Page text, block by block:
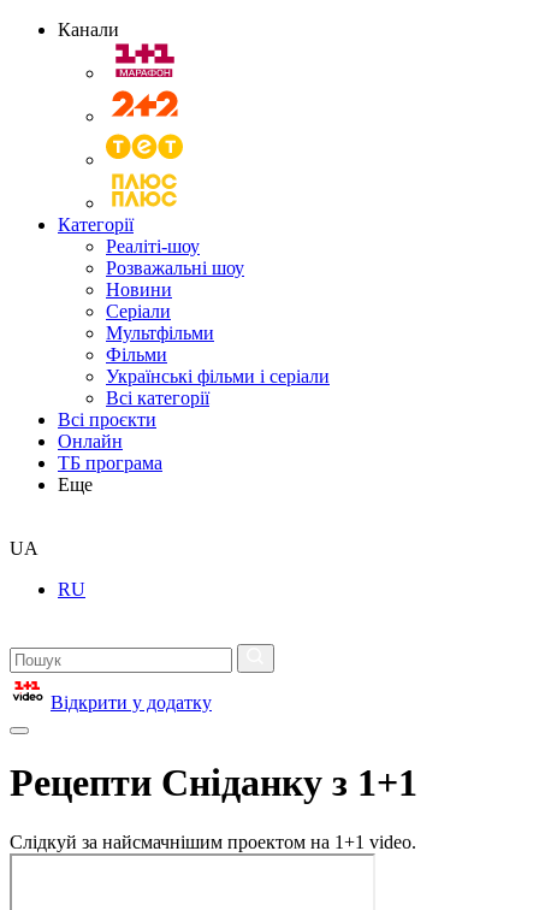
Канали
Категорії
Реаліті-шоу
Розважальні шоу
Новини
Серіали
Мультфільми
Фільми
Українські фільми і серіали
Всі категорії
Всі проєкти
Онлайн
ТБ програма
Еще
UA
RU
Відкрити у додатку
Рецепти Сніданку з 1+1
Слідкуй за найсмачнішим проектом на 1+1 video.